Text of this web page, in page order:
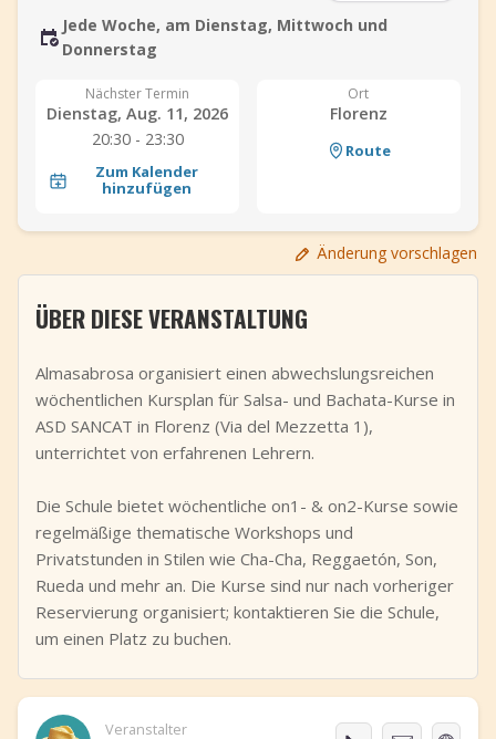
TuneTempo
Jede Woche, am Dienstag, Mittwoch und
Donnerstag
Nächster Termin
Dienstag, Aug. 11, 2026
20:30 - 23:30
Zum Kalender
hinzufügen
Ort
Florenz
Route
Änderung vorschlagen
ÜBER DIESE VERANSTALTUNG
Almasabrosa organisiert einen abwechslungsreichen
wöchentlichen Kursplan für Salsa- und Bachata-Kurse in
ASD SANCAT in Florenz (Via del Mezzetta 1),
unterrichtet von erfahrenen Lehrern.
Die Schule bietet wöchentliche on1- & on2-Kurse sowie
regelmäßige thematische Workshops und
Privatstunden in Stilen wie Cha-Cha, Reggaetón, Son,
Rueda und mehr an. Die Kurse sind nur nach vorheriger
Reservierung organisiert; kontaktieren Sie die Schule,
um einen Platz zu buchen.
Veranstalter